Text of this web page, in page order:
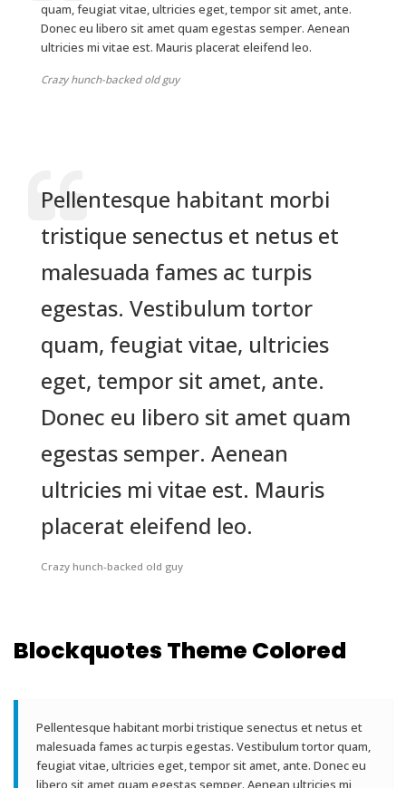
quam, feugiat vitae, ultricies eget, tempor sit amet, ante.
Donec eu libero sit amet quam egestas semper. Aenean
ultricies mi vitae est. Mauris placerat eleifend leo.
Crazy hunch-backed old guy
Pellentesque habitant morbi
tristique senectus et netus et
malesuada fames ac turpis
egestas. Vestibulum tortor
quam, feugiat vitae, ultricies
eget, tempor sit amet, ante.
Donec eu libero sit amet quam
egestas semper. Aenean
ultricies mi vitae est. Mauris
placerat eleifend leo.
Crazy hunch-backed old guy
Blockquotes Theme Colored
Pellentesque habitant morbi tristique senectus et netus et
malesuada fames ac turpis egestas. Vestibulum tortor quam,
feugiat vitae, ultricies eget, tempor sit amet, ante. Donec eu
libero sit amet quam egestas semper. Aenean ultricies mi